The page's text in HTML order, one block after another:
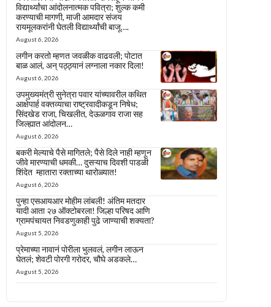
विद्यार्थ्यांचा आंदोलनात्मक पवित्रा; शुल्क कमी
करण्याची मागणी, माजी आमदार संजय
रायमूलकरांनी घेतली विद्यार्थ्यांची बाजू….
August 6, 2026
लगीन करतो म्हणत जवळीक वाढवली; पोटात
बाळ आलं, अन् पठ्ठ्यानं लग्नाला नकार दिला!
August 6, 2026
उपमुख्यमंत्री सुनेत्रा पवार यांच्यावरील कथित
आक्षेपार्ह वक्तव्याचा राष्ट्रवादीकडून निषेध;
सिंदखेड राजा, चिखलीत, देऊळगाव राजा सह
जिल्ह्यात आंदोलन…
August 6, 2026
बकरी मेल्याचे पैसे मागितले; पैसे दिले नाही म्हणून
जीवे मारण्याची धमकी… दुसऱ्याच दिवशी पाडळी
शिंदेत म्हातारा रक्ताच्या थारोळ्यात!
August 6, 2026
पुन्हा एसआयआर मोहीम लांबली! अंतिम मतदार
यादी आता २७ ऑक्टोबरला! जिल्हा परिषद आणि
ग्रामपंचायत निवडणुकाही पुढे जाण्याची शक्यता?
August 5, 2026
प्रेमाच्या नावानं पोरीला भुलवलं, लगीन लाऊन
घेतलं; शेवटी पोरगी गरोदर, चौघे अडकले…
August 5, 2026